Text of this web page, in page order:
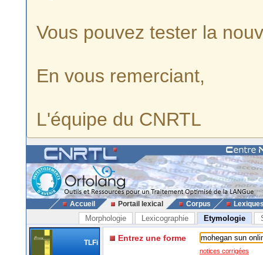
Vous pouvez tester la
En vous remerciant,
L'équipe du CNRTL
Accueil Portail lexical Corpus
Morphologie Lexicographie Etymologie
TLFi Entrez une forme
notices corrigées